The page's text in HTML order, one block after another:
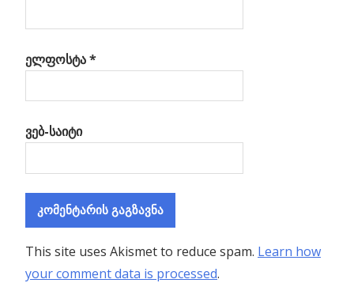
ელფოსტა*
ვებ-საიტი
This site uses Akismet to reduce spam. Learn how
your comment data is processed.